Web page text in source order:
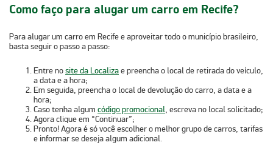
Como faço para alugar um carro em Recife?
Para alugar um carro em Recife e aproveitar todo o município brasileiro,
basta seguir o passo a passo:
Entre nosite da Localizae preencha o local de retirada do veículo,
a data e a hora;
Em seguida, preencha o local de devolução do carro, a data e a
hora;
Caso tenha algum código promocional, escreva no local solicitado;
Agora clique em “Continuar”;
Pronto! Agora é só você escolher o melhor grupo de carros, tarifas
e informar se deseja algum adicional.